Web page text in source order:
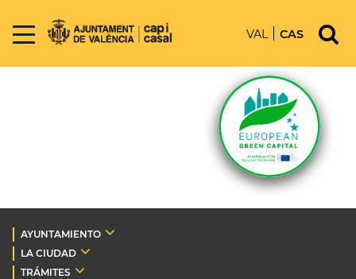
VAL CAS
AYUNTAMIENTO
LA CIUDAD
TRÁMITES